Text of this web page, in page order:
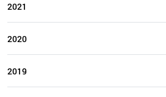
2021
2020
2019